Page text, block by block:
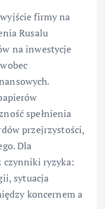
firmy na
Rusalu
na inwestycje
spełnienia
przejrzystości,
Dla
czynniki ryzyka:
sytuacja
koncernem a